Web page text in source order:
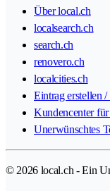
Über local.ch
localsearch.ch
search.ch
renovero.ch
localcities.ch
Eintrag erstellen
Kundencenter
Unerwünschtes
© 2026 local.ch - Ein